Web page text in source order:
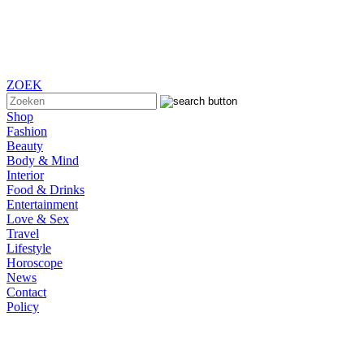
ZOEK
Shop
Fashion
Beauty
Body & Mind
Interior
Food & Drinks
Entertainment
Love & Sex
Travel
Lifestyle
Horoscope
News
Contact
Policy